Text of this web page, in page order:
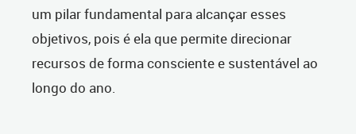
um pilar fundamental para alcançar esses
objetivos, pois é ela que permite direcionar
recursos de forma consciente e sustentável ao
longo do ano.